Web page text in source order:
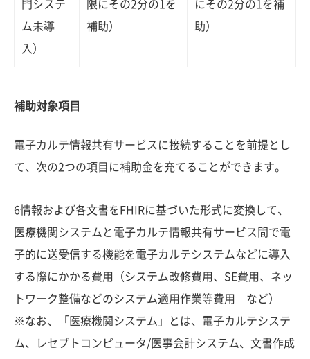
門システ
ム未導
入）
限にその2分の1を
補助）
にその2分の1を補
助）
補助対象項目
電子カルテ情報共有サービスに接続することを前提とし
て、次の2つの項目に補助金を充てることができます。
6情報および各文書をFHIRに基づいた形式に変換して、
医療機関システムと電子カルテ情報共有サービス間で電
子的に送受信する機能を電子カルテシステムなどに導入
する際にかかる費用（システム改修費用、SE費用、ネッ
トワーク整備などのシステム適用作業等費用 など）
※なお、「医療機関システム」とは、電子カルテシステ
ム、レセプトコンピュータ/医事会計システム、文書作成